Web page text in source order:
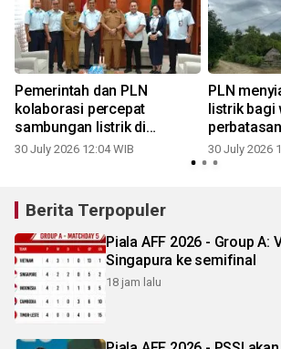
Pemerintah dan PLN
kolaborasi percepat
sambungan listrik di
pelosok
30 July 2026 12:04 WIB
PLN
listrik bagi
30 July 2026
Berita Terpopuler
Piala AFF 2026 - Group A:
Singapura ke semifinal
18 jam lalu